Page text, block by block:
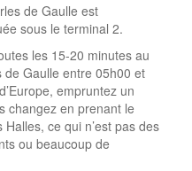
de Gaulle est
sous le terminal 2.
les 15-20 minutes au
de Gaulle entre 05h00 et
empruntez un
changez en prenant le
ce qui n’est pas des
ou beaucoup de